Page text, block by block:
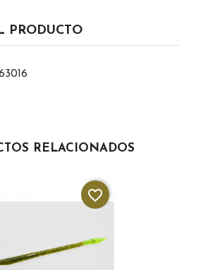
PRODUCTO
RELACIONADOS
favorite_border